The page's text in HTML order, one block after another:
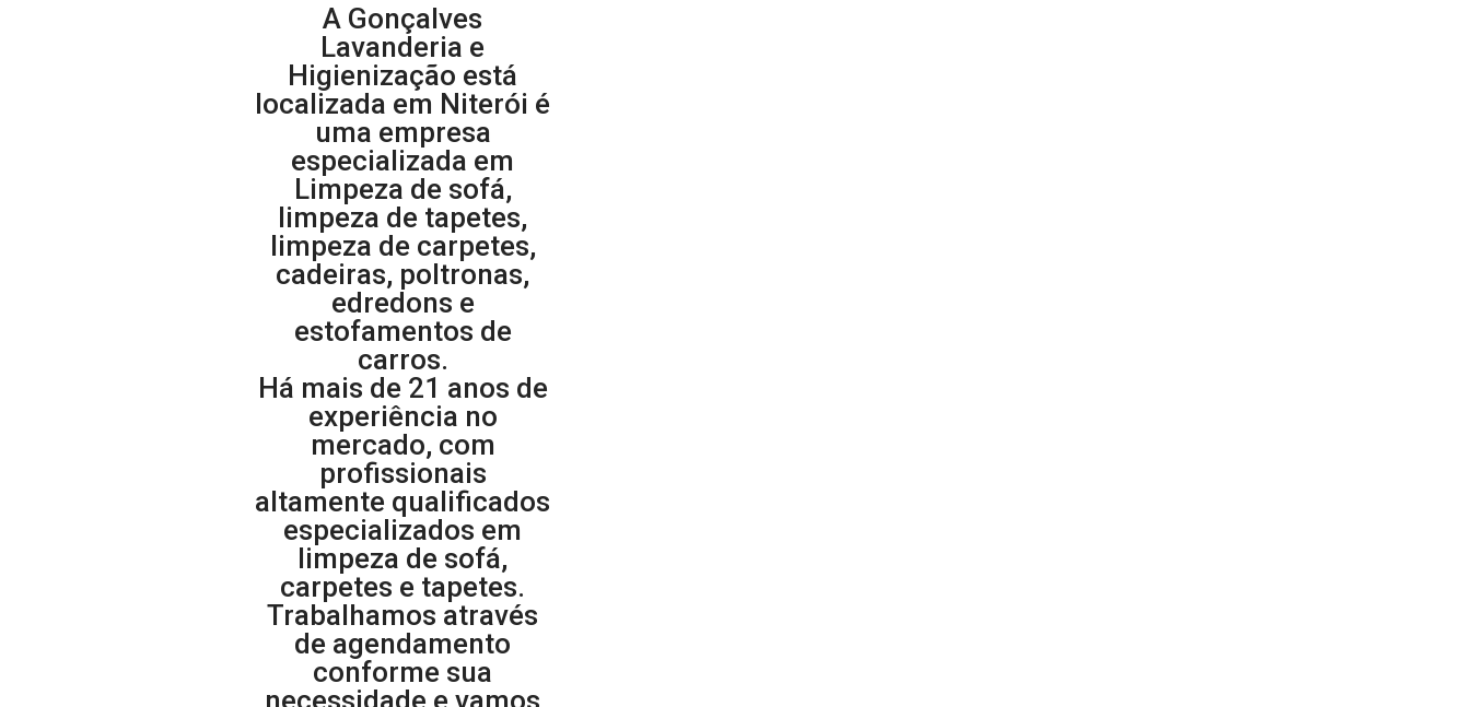
A Gonçalves
Lavanderia e
Higienização está
localizada em Niterói é
uma empresa
especializada em
Limpeza de sofá,
limpeza de tapetes,
limpeza de carpetes,
cadeiras, poltronas,
edredons e
estofamentos de
carros.
Há mais de 21 anos de
experiência no
mercado, com
profissionais
altamente qualificados
especializados em
limpeza de sofá,
carpetes e tapetes.
Trabalhamos através
de agendamento
conforme sua
necessidade e vamos